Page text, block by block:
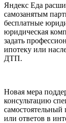
Яндекс Еда
самозанятым
бесплатные
юридическая
задать
ипотеку или
ДТП.
Новая мера
консультацию
или ответов в